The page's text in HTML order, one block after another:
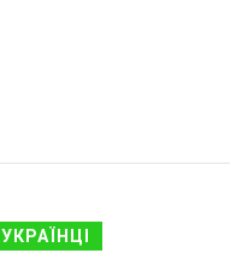
УКРАЇНЦІ